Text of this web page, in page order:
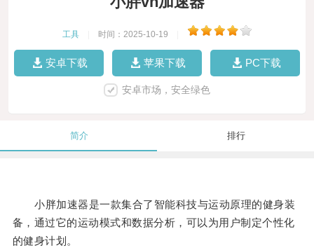
工具 时间：2025-10-19
安卓下载 苹果下载 PC下载
安卓市场，安全绿色
简介 排行
小胖加速器是一款集合了智能科技与运动原理的健身装
备，通过它的运动模式和数据分析，可以为用户制定个性化
的健身计划。